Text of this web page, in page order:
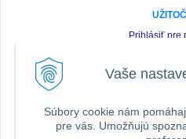
Vaše
Súbory cookie nám
pre vás. Umožňujú
Prihlásiť pre
SLEDUJTE